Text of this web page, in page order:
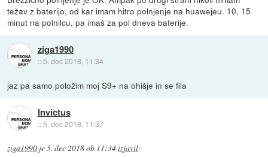
težav z baterijo, od kar imam hitro polnjenje na huawejeu. 10, 15
minut na polnilcu, pa imaš za pol dneva baterije.
ziga1990
:: 5. dec 2018, 11:34
jaz pa samo položim moj S9+ na ohišje in se fila
Invictus
::5. dec 2018, 11:37
ziga1990 je5. dec 2018 ob 11:34izjavil: